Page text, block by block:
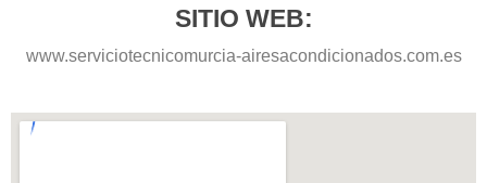
SITIO WEB:
www.serviciotecnicomurcia-airesacondicionados.com.es